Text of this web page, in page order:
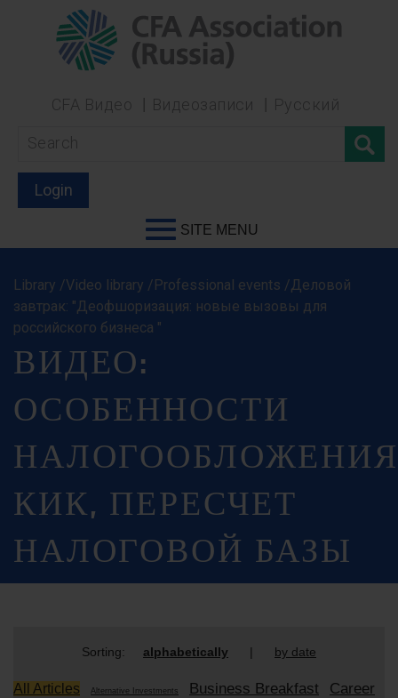
CFA Видео Видеозаписи Русский
Login
SITE MENU
Library /Video library /Professional events /Деловой
завтрак: "Деофшоризация: новые вызовы для
российского бизнеса "
ВИДЕО:
ОСОБЕННОСТИ
НАЛОГООБЛОЖЕНИЯ
КИК, ПЕРЕСЧЕТ
НАЛОГОВОЙ БАЗЫ
Sorting: alphabetically | by date
All Articles Alternative Investments Business Breakfast
Career